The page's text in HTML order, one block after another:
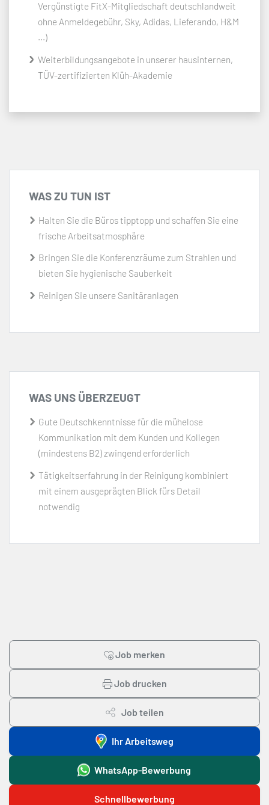
Vergünstigte FitX-Mitgliedschaft deutschlandweit
ohne Anmeldegebühr, Sky, Adidas, Lieferando, H&M
...)
Weiterbildungsangebote in unserer hausinternen,
TÜV-zertifizierten Klüh-Akademie
WAS ZU TUN IST
Halten Sie die Büros tipptopp und schaffen Sie eine
frische Arbeitsatmosphäre
Bringen Sie die Konferenzräume zum Strahlen und
bieten Sie hygienische Sauberkeit
Reinigen Sie unsere Sanitäranlagen
WAS UNS ÜBERZEUGT
Gute Deutschkenntnisse für die mühelose
Kommunikation mit dem Kunden und Kollegen
(mindestens B2) zwingend erforderlich
Tätigkeitserfahrung in der Reinigung kombiniert
mit einem ausgeprägten Blick fürs Detail
notwendig
Job merken
Job drucken
Job teilen
Ihr Arbeitsweg
WhatsApp-Bewerbung
Schnellbewerbung